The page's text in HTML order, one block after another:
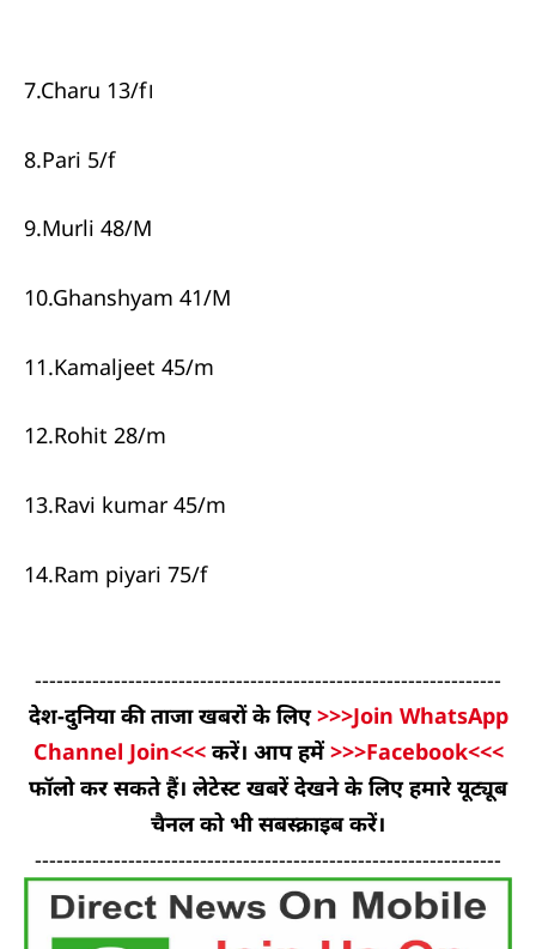
7.Charu 13/f।
8.Pari 5/f
9.Murli 48/M
10.Ghanshyam 41/M
11.Kamaljeet 45/m
12.Rohit 28/m
13.Ravi kumar 45/m
14.Ram piyari 75/f
-----------------------------------------------------------------
देश-दुनिया की ताजा खबरों के लिए>>>Join WhatsApp
Channel Join<<< करें। आप हमें>>>Facebook<<<
फॉलो कर सकते हैं। लेटेस्ट खबरें देखने के लिए हमारे यूट्यूब
चैनल को भी सबस्क्राइब करें।
-----------------------------------------------------------------